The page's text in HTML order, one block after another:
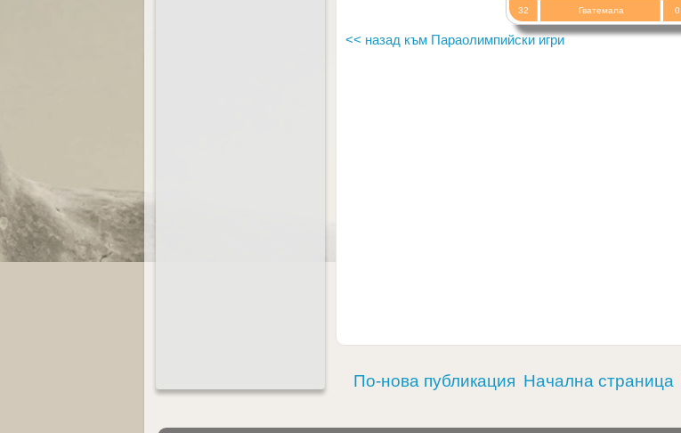
32 Гватемала 0
<< назад към Параолимпийски игри
По-нова публикация Начална страница